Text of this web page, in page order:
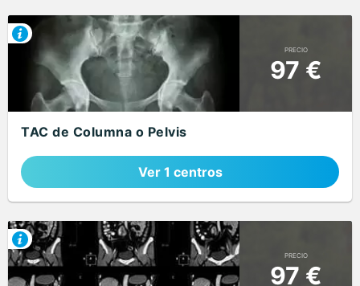
PRECIO
97 €
TAC de Columna o Pelvis
Ver 1 centros
PRECIO
97 €